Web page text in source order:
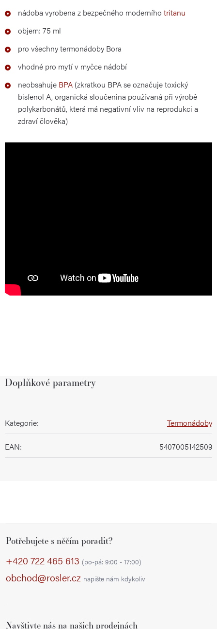
nádoba vyrobena z bezpečného moderního tritanu
objem: 75 ml
pro všechny termonádoby Bora
vhodné pro mytí v myčce nádobí
neobsahuje BPA (zkratkou BPA se označuje toxický
bisfenol A, organická sloučenina používaná při výrobě
polykarbonátů, která má negativní vliv na reprodukci a
zdraví člověka)
Doplňkové parametry
Kategorie: Termonádoby
EAN: 5407005142509
Potřebujete s něčím poradit?
+420 722 465 613 (po-pá: 9:00 - 17:00)
obchod@rosler.cz napište nám kdykoliv
Navštivte nás na našich prodejnách